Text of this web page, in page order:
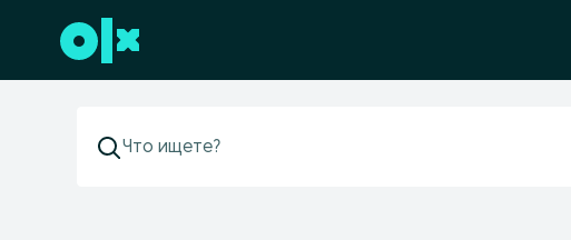
Перейти к нижнему колонтитулу